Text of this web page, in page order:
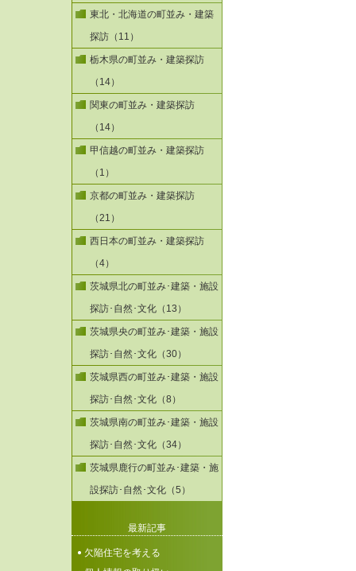
東北・北海道の町並み・建築
探訪（11）
栃木県の町並み・建築探訪
（14）
関東の町並み・建築探訪
（14）
甲信越の町並み・建築探訪
（1）
京都の町並み・建築探訪
（21）
西日本の町並み・建築探訪
（4）
茨城県北の町並み･建築・施設
探訪･自然･文化（13）
茨城県央の町並み･建築・施設
探訪･自然･文化（30）
茨城県西の町並み･建築・施設
探訪･自然･文化（8）
茨城県南の町並み･建築・施設
探訪･自然･文化（34）
茨城県鹿行の町並み･建築・施
設探訪･自然･文化（5）
最新記事
欠陥住宅を考える